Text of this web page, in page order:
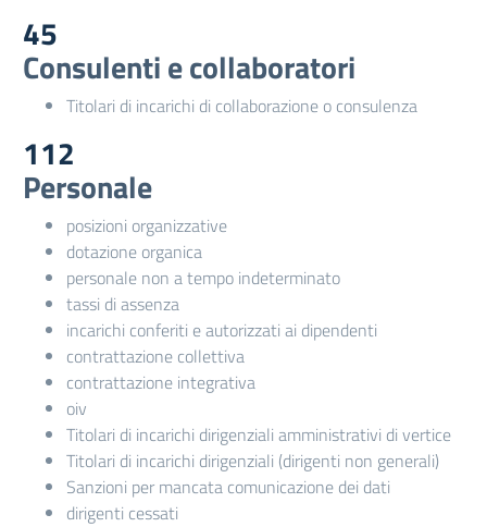
45
Consulenti e collaboratori
Titolari di incarichi di collaborazione o consulenza
112
Personale
posizioni organizzative
dotazione organica
personale non a tempo indeterminato
tassi di assenza
incarichi conferiti e autorizzati ai dipendenti
contrattazione collettiva
contrattazione integrativa
oiv
Titolari di incarichi dirigenziali amministrativi di vertice
Titolari di incarichi dirigenziali (dirigenti non generali)
Sanzioni per mancata comunicazione dei dati
dirigenti cessati